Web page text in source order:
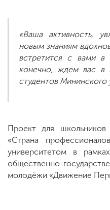
«Ваша активность,
новым знаниям
встретится с вами в
конечно, ждем вас в
студентов Мининского
Проект для школьников
«Страна
университетом в
общественно-
молодёжи «Движение